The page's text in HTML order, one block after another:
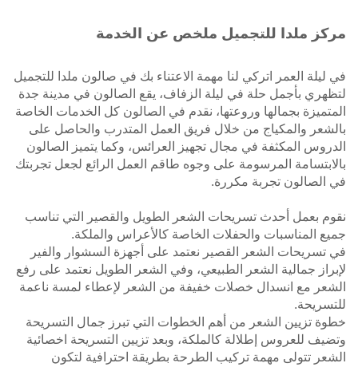
مركز ملدا للتجميل ملخص عن الخدمة
في ليلة العمر اتركي لنا مهمة الاعتناء بك في صالون ملدا للتجميل
لتظهري بأجمل حلة في ليلة الزفاف، يقع الصالون في مدينة جدة
المتميزة بجمالها وروعتها، نقدم في الصالون كل الخدمات الخاصة
بالشعر والمكياج من خلال فريق العمل المتدرب والحاصل على
الدروس المكثفة في مجال تجهيز العرائس، وكما يتميز الصالون
بالابتسامة المرسومة على وجوه طاقم العمل الرائع لجعل تجربتك
في الصالون تجربة مكررة.
نقوم بعمل أحدث تسريحات الشعر الطويل والقصير التي تناسب
جميع المناسبات والحفلات الخاصة كالأعراس والملكة.
في تسريحات الشعر القصير نعتمد على أجهزة السشوار والفير
لإبراز جمالية الشعر الطبيعي، وفي الشعر الطويل نعتمد على رفع
الشعر مع انسدال خصلات خفيفة من الشعر لإعطاء لمسة ناعمة
للتسريحة.
خطوة تزيين الشعر من أهم الخطوات التي تبرز جمال التسريحة
وتضيف للعروس إطلالة كالملكة، وبعد تزيين التسريحة اخصائية
الشعر تتولى مهمة تركيب الطرحة بطريقة احترافية لتكون